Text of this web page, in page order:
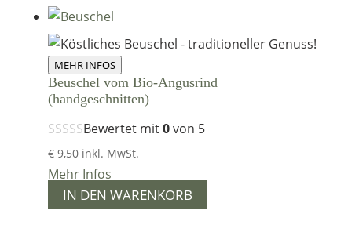
MEHR INFOS
Beuschel vom Bio-Angusrind
(handgeschnitten)
Bewertet mit0von 5
€9,50 inkl. MwSt.
Mehr Infos
IN DEN WARENKORB